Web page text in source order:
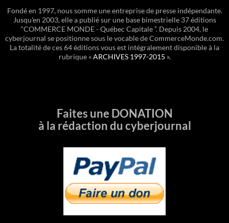
Fondé en 1997, nous somme une entreprise de presse indépendante.
Jusqu'en 2003, elle a publié sur une base bimestrielle 37 éditions
“COMMERCE MONDE - Québec Capitale ”. Depuis 2004, le
cyberjournal se positionne sous le vocable de CommerceMonde.com.
La totalité de ces 64 éditions vous est intégralement disponible à la
rubrique «ARCHIVES 1997-2015 ».
Faites une DONATION
à la rédaction du cyberjournal